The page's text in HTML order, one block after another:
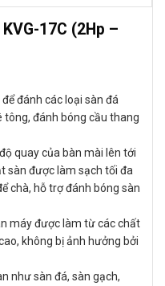
17C (2Hp –
đánh các loại sàn đá
đánh bóng cầu thang
quay của bàn mài lên tới
sàn được làm sạch tối đa
chà, hỗ trợ đánh bóng sàn
máy được làm từ các chất
không bị ảnh hưởng bởi
như sàn đá, sàn gạch,